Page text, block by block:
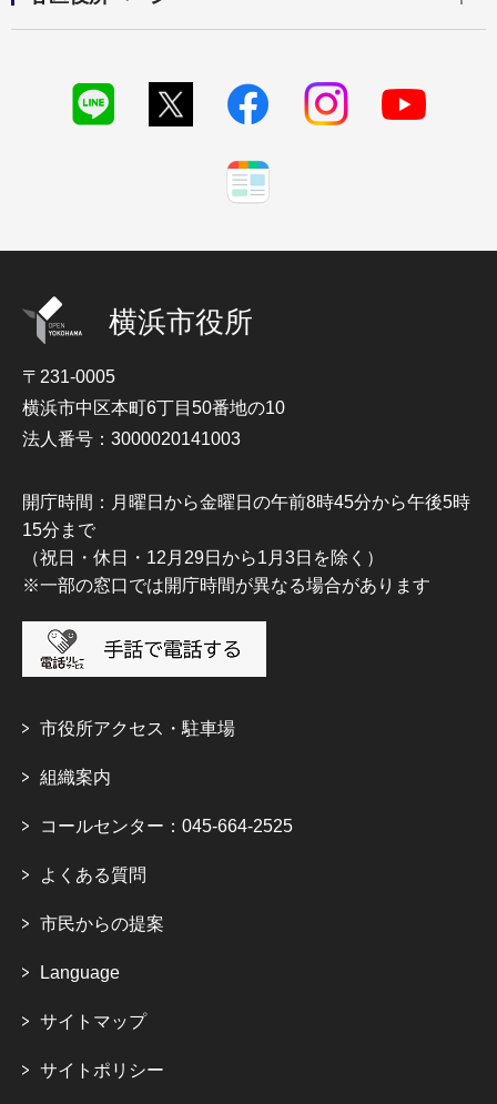
横浜市役所
〒231-0005
横浜市中区本町6丁目50番地の10
法人番号：3000020141003
開庁時間：月曜日から金曜日の午前8時45分から午後5時
15分まで
（祝日・休日・12月29日から1月3日を除く）
※一部の窓口では開庁時間が異なる場合があります
市役所アクセス・駐車場
組織案内
コールセンター：045-664-2525
よくある質問
市民からの提案
Language
サイトマップ
サイトポリシー